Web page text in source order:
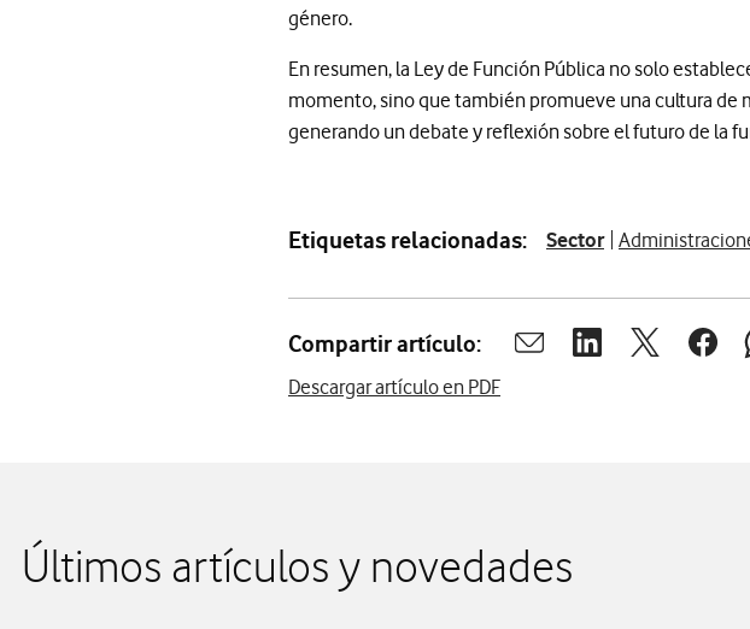
género.
En resumen, la Ley de Función Pública no solo
momento, sino que también promueve una cultura
generando un debate y reflexión sobre el futuro de la
Etiquetas relacionadas: Sector
Compartir artículo: Abrir ventana para
Abrir ventana para
Abrir Abrir
Descargar artículo en PDF
Últimos artículos y novedades